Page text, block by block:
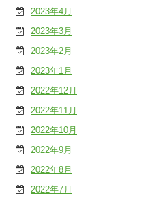
2023年4月
2023年3月
2023年2月
2023年1月
2022年12月
2022年11月
2022年10月
2022年9月
2022年8月
2022年7月